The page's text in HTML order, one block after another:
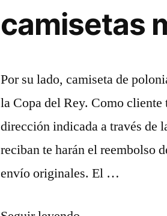
camisetas
Por su lado, camiseta de
la Copa del Rey. Como cliente
dirección indicada a través de
reciban te harán el reembolso
envío originales. El …